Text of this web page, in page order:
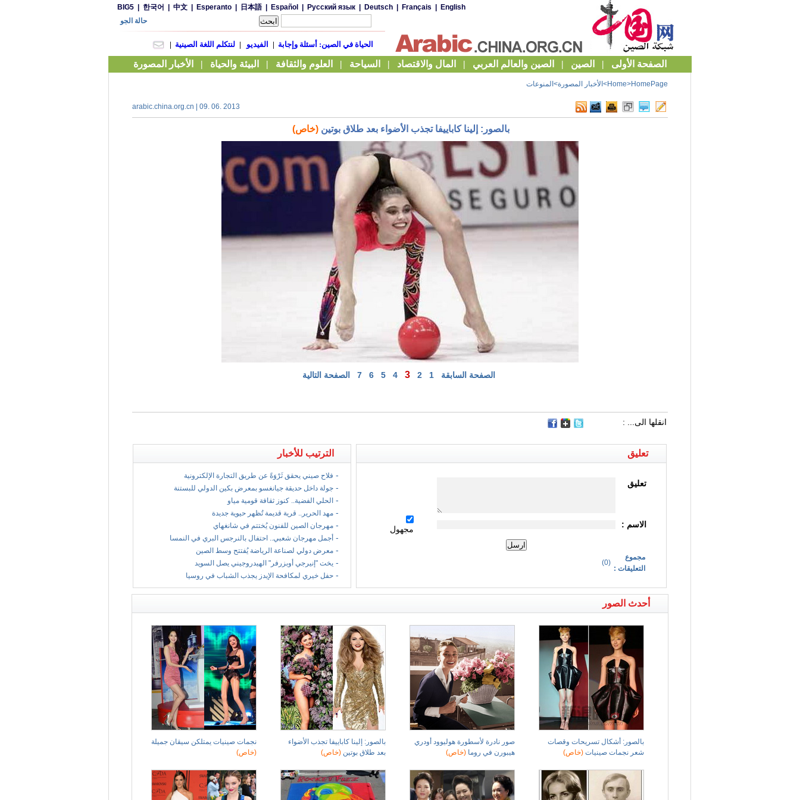
Home>HomePage
> الأخبار المصورة> المنوعات
arabic.china.org.cn | 09. 06. 2013
بالصور: إلينا كاباييفا تجذب الأضواء بعد طلاق بوتين(خاص)
الصفحة السابقة 1
2
3
4
5
6
7 الصفحة التالية
انقلها الى... :
الترتيب للأخبار
- فلاح صيني يحقق ثَرْوَةً عن طريق التجارة الإلكترونية
- جولة داخل حديقة جيانغسو بمعرض بكين الدولي للبستنة
- الحلي الفضية.. كنوز ثقافة قومية مياو
- مهد الحرير.. قرية قديمة تُظهر حيوية جديدة
- مهرجان الصين للفنون يُختتم في شانغهاي
- أجمل مهرجان شعبي.. احتفال بالنرجس البري في النمسا
- معرض دولي لصناعة الرياضة يُفتتح وسط الصين
- يخت "إنيرجي أوبزرفر" الهيدروجيني يصل السويد
- حفل خيري لمكافحة الإيدز يجذب الشباب في روسيا
تعليق
تعليق
مجهول الاسم :
(
0
)
مجموع
التعليقات :
أحدث الصور
نجمات صينيات يمتلكن سيقان جميلة
(خاص)
بالصور: إلينا كاباييفا تجذب الأضواء
بعد طلاق بوتين(خاص)
صور نادرة لأسطورة هوليوود أودري
هيبورن في روما(خاص)
بالصور: أشكال تسريحات وقصات
شعر نجمات صينيات(خاص)